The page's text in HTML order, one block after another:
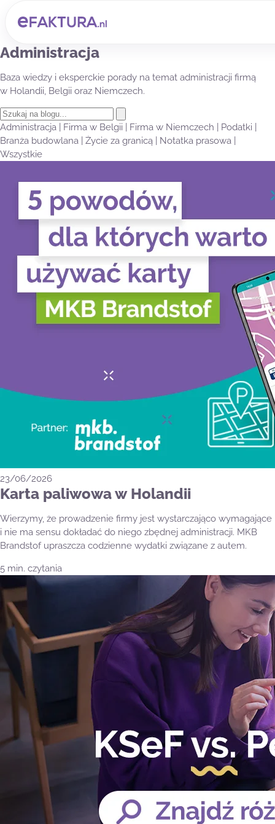
Administracja
Baza wiedzy i eksperckie porady na temat administracji firmą
w Holandii, Belgii oraz Niemczech.
Administracja Firma w Belgii Firma w Niemczech Podatki
Branża budowlana
Życie za granicą Notatka prasowa
Wszystkie
23/06/2026
Karta paliwowa w Holandii
Wierzymy, że prowadzenie firmy jest wystarczająco wymagające
i nie ma sensu dokładać do niego zbędnej administracji. MKB
Brandstof upraszcza codzienne wydatki związane z autem.
5 min. czytania